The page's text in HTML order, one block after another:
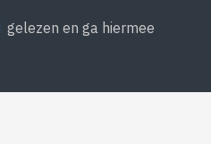
gelezen en ga hiermee